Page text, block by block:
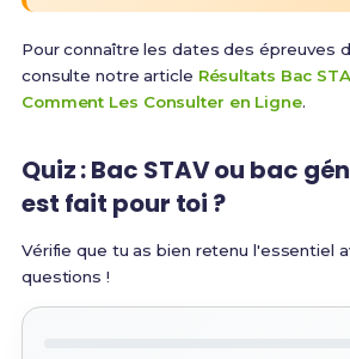
Pour connaître les dates des épreuves
consulte notre article Résultats Bac
Comment Les Consulter en Ligne.
Quiz : Bac STAV ou bac
est fait pour toi ?
Vérifie que tu as bien retenu l'essentiel
questions !